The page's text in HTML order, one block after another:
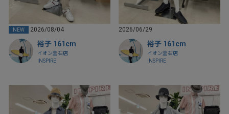
NEW 2026/08/04
裕子 161cm
イオン釜石店
INSPIRE
2026/06/29
裕子 161cm
イオン釜石店
INSPIRE